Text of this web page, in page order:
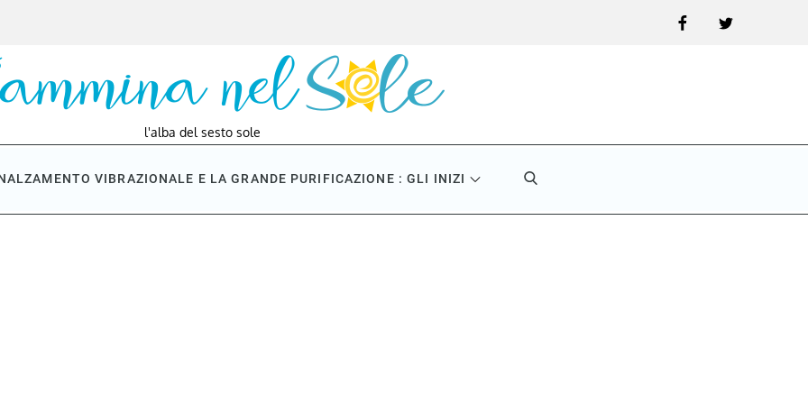
FacebookTwitter
l'alba del sesto sole
VIBRAZIONALE E LA GRANDE PURIFICAZIONE : GLI INIZI